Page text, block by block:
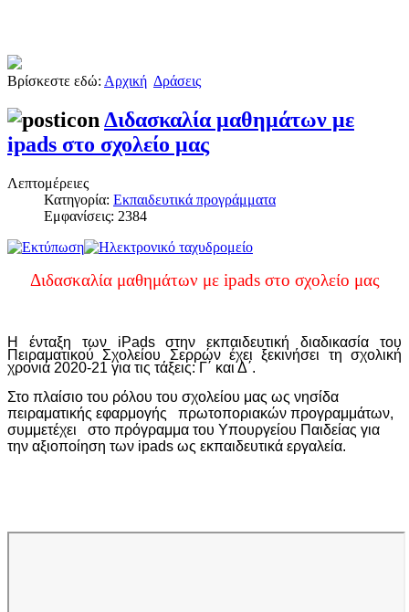
Βρίσκεστε εδώ: Αρχική Δράσεις
Διδασκαλία μαθημάτων με
ipads στο σχολείο μας
Λεπτομέρειες
Κατηγορία: Εκπαιδευτικά προγράμματα
Εμφανίσεις: 2384
Διδασκαλία μαθημάτων με ipads στο σχολείο μας
Η ένταξη των iPadsστην εκπαιδευτική διαδικασία του
Πειραματικού Σχολείου Σερρών έχει ξεκινήσει τη σχολική
χρονιά 2020-21 για τις τάξεις: Γ΄ και Δ΄.
Στο πλαίσιο του ρόλου του σχολείου μας ως νησίδα
πειραματικής εφαρμογής πρωτοποριακών προγραμμάτων,
συμμετέχει στο πρόγραμμα του Υπουργείου Παιδείας για
την αξιοποίηση των ipads ως εκπαιδευτικά εργαλεία.